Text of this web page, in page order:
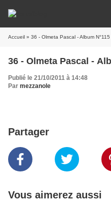
Accueil » 36 - Olmeta Pascal - Album N°115
36 - Olmeta Pascal -
Publié le 21/10/2011 à 14:48
Par mezzanole
Partager
Vous aimerez aussi